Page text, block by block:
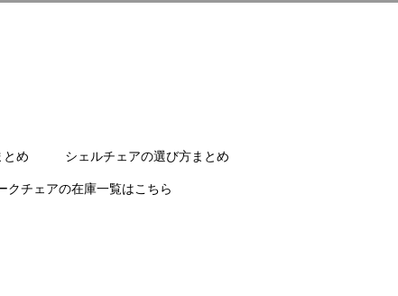
とめ シェルチェアの選び方まとめ
クチェアの在庫一覧はこちら